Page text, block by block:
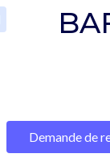
Demande de